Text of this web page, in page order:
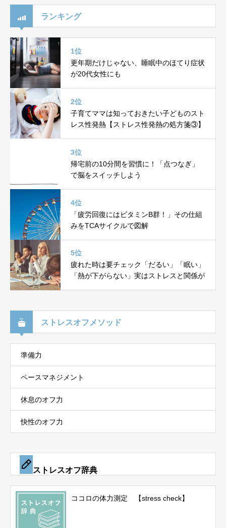
ランキング
1位
更年期だけじゃない、睡眠中のほてり症状
が20代女性にも
2位
子育てママは知っておきたい子どものスト
レス性発熱【ストレス性発熱の処方箋③】
3位
帰宅前の10分間を習慣に！「点つなぎ」
で脳をスイッチしよう
4位
「疲労回復にはビタミンB群！」その仕組
みをTCAサイクルで図解
5位
疲れた時は要チェック「だるい」「眠い」
「熱が下がらない」実はストレスと関係が
ストレスオフメソッド
準備力
ペースマネジメント
休息のオフ力
快性のオフ力
ストレスオフ辞典
ココロの体力測定 【stress check】